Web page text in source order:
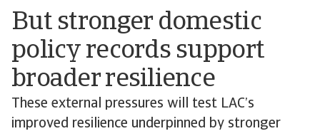
But stronger domestic
policy records support
broader resilience
These external pressures will test LAC’s
improved resilience underpinned by stronger